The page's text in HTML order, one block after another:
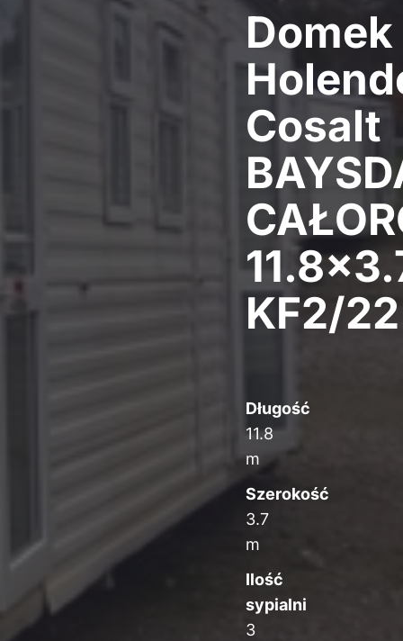
Domek
Cosalt
KF2/22
Długość
11.8
m
Szerokość
3.7
m
Ilość
sypialni
3